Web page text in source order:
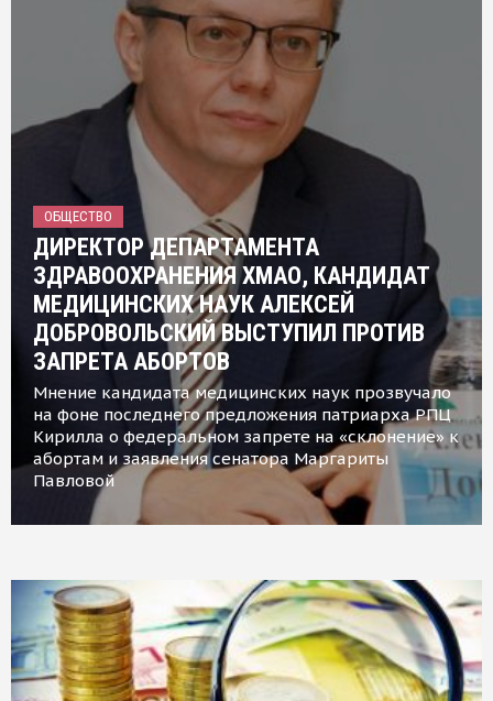
ОБЩЕСТВО
ДИРЕКТОР ДЕПАРТАМЕНТА
ЗДРАВООХРАНЕНИЯ ХМАО, КАНДИДАТ
МЕДИЦИНСКИХ НАУК АЛЕКСЕЙ
ДОБРОВОЛЬСКИЙ ВЫСТУПИЛ ПРОТИВ
ЗАПРЕТА АБОРТОВ
Мнение кандидата медицинских наук прозвучало
на фоне последнего предложения патриарха РПЦ
Кирилла о федеральном запрете на «склонение» к
абортам и заявления сенатора Маргариты
Павловой